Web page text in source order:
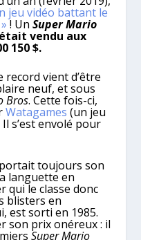
jeu vidéo battant le
! UnSuper Mario
vendu aux
150 $.
record vient d’être
neuf, et sous
Bros. Cette fois-ci,
Watagames (un jeu
s’est envolé pour
toujours son
languette en
qui le classe donc
blisters en
est sorti en 1985.
son prix onéreux : il
Super Mario